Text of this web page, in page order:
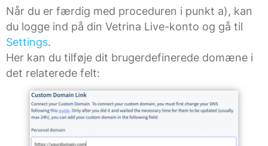
Når du er færdig med proceduren i punkt a), kan
du logge ind på din Vetrina Live-konto og gå til
Settings.
Her kan du tilføje dit brugerdefinerede domæne i
det relaterede felt: